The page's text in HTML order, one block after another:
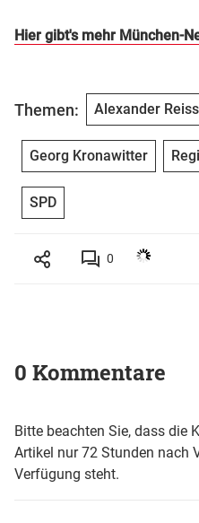
Hier gibt's mehr München-
Themen: Alexander Reissl
Georg Kronawitter
SPD
0
0 Kommentare
Bitte beachten Sie, dass die
Artikel nur 72 Stunden nach
Verfügung steht.